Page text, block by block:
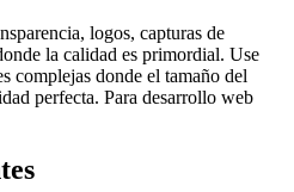
logos, capturas de
la calidad es primordial. Use
complejas donde el tamaño del
perfecta. Para desarrollo web